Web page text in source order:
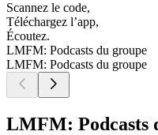
Scannez le code,
Téléchargez l’app,
Écoutez.
LMFM: Podcasts du groupe
LMFM: Podcasts du groupe
LMFM: Podcasts